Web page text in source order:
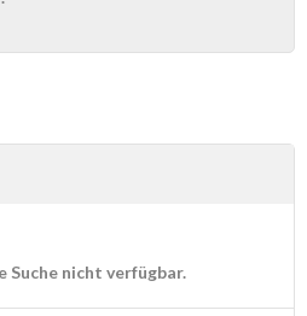
nicht verfügbar.